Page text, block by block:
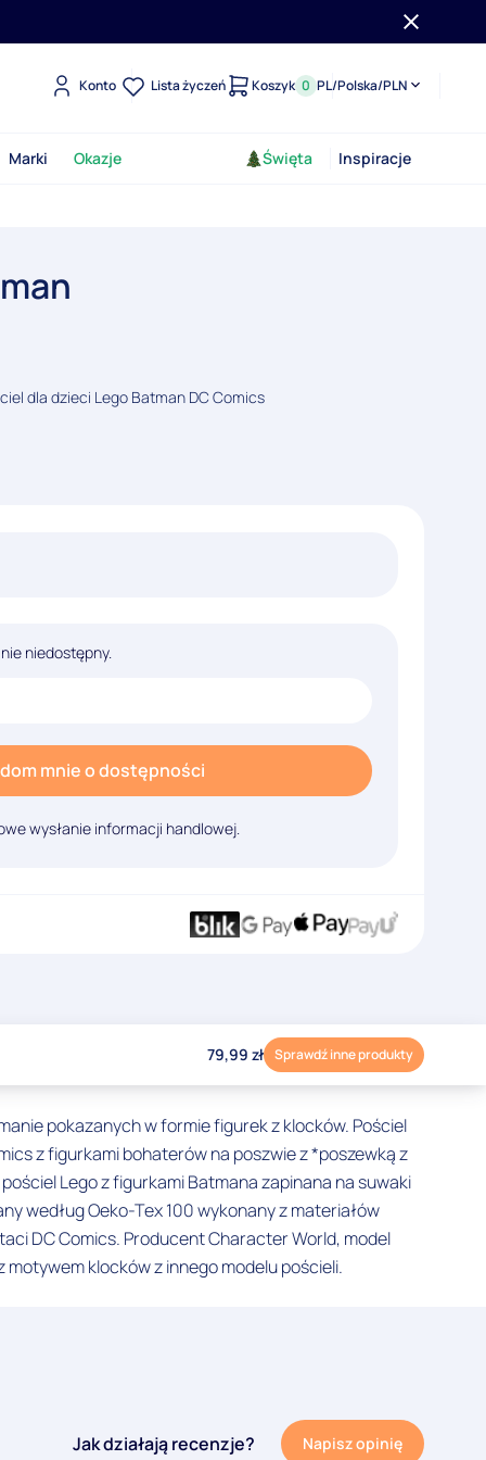
Konto Lista życzeń Koszyk 0 PL/Polska/PLN
Marki Okazje Święta Inspiracje
dla dzieci Lego Batman DC Comics
niedostępny.
mnie o dostępności
wysłanie informacji handlowej.
79,99 zł Sprawdź inne produkty
pokazanych w formie figurek z klocków. Pościel
z figurkami bohaterów na poszwie z *poszewką z
Lego z figurkami Batmana zapinana na suwaki
według Oeko-Tex 100 wykonany z materiałów
DC Comics. Producent Character World, model
klocków z innego modelu pościeli.
Jak działają recenzje? Napisz opinię